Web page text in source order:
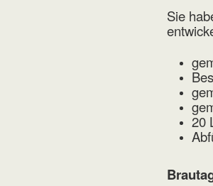
Sie
20